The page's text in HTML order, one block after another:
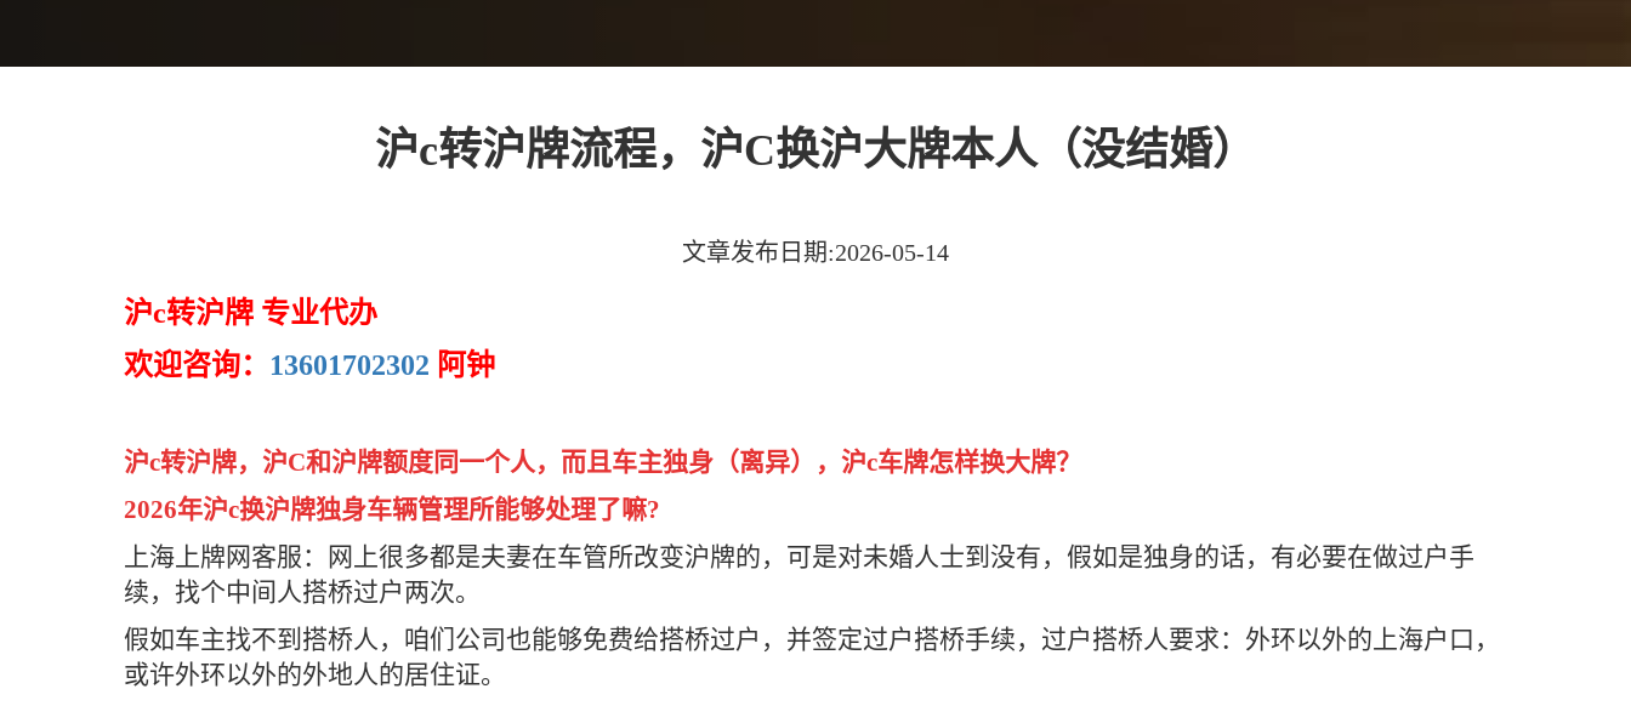
沪c转沪牌流程，沪C换沪大牌本人（没结婚）
文章发布日期:2026-05-14
沪c转沪牌 专业代办
欢迎咨询： 13601702302 阿钟
沪c转沪牌，沪C和沪牌额度同一个人，而且车主独身（离异），沪c车牌怎样换大牌？
2026年沪c换沪牌独身车辆管理所能够处理了嘛?
上海上牌网客服：网上很多都是夫妻在车管所改变沪牌的，可是对未婚人士到没有，假如是独身的话，有必要在做过户手
续，找个中间人搭桥过户两次。
假如车主找不到搭桥人，咱们公司也能够免费给搭桥过户，并签定过户搭桥手续，过户搭桥人要求：外环以外的上海户口，
或许外环以外的外地人的居住证。